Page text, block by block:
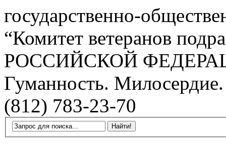
государственно-
“Комитет ветеранов
РОССИЙСКОЙ
Гуманность.
(812) 783-23-70